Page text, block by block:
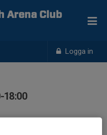
Logga in
Arena Club
18:00